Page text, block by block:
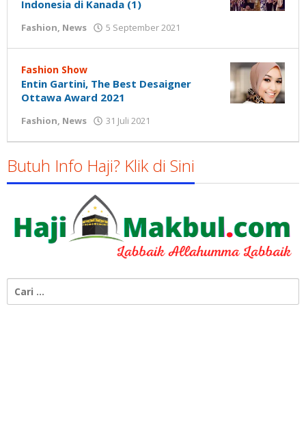
Indonesia di Kanada (1)
Fashion, News 5 September 2021
Niswah
Fashion Show
Entin Gartini, The Best Desaigner
Ottawa Award 2021
Fashion, News 31 Juli 2021
Susanto
Butuh Info Haji? Klik di Sini
untuk: